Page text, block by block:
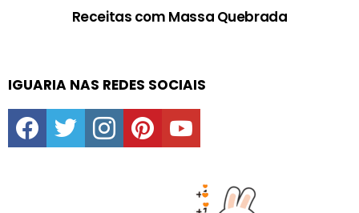
Receitas com Massa Quebrada
IGUARIA NAS REDES SOCIAIS
facebooktwitter instagrampinterestyoutube